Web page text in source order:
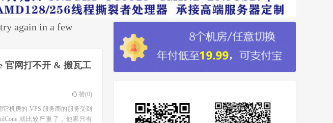
again in a few
官网打不开 & 搬瓦工
赞(0)
机房的 VPS 服务商的服务受到
就比较严重了，他家只有